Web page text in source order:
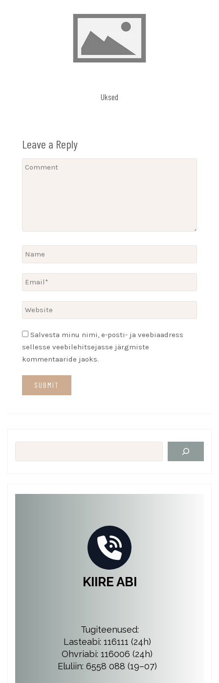
Uksed
Leave a Reply
Salvesta minu nimi, e-posti- ja veebiaadress
sellesse veebilehitsejasse järgmiste
kommentaaride jaoks.
KIIRE ABI
Tugiteenused:
Lasteabi: 116111 (24h)
Ohvriabi: 116006 (24h)
Eluliin: 6558 088 (19–07)